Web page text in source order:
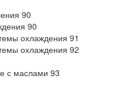
90
90
охлаждения 91
охлаждения 92
с маслами 93